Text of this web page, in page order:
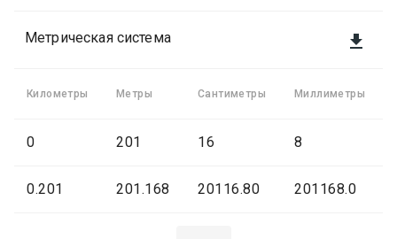

Метрическая система
Километры Метры Сантиметры Миллиметры
0 201 16 8
0.201 201.168 20116.80 201168.0